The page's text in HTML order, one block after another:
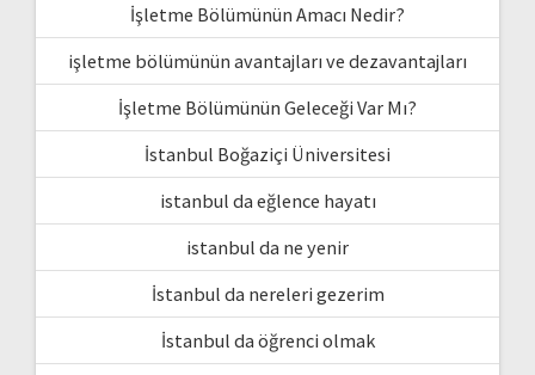
İşletme Bölümünün Amacı Nedir?
işletme bölümünün avantajları ve dezavantajları
İşletme Bölümünün Geleceği Var Mı?
İstanbul Boğaziçi Üniversitesi
istanbul da eğlence hayatı
istanbul da ne yenir
İstanbul da nereleri gezerim
İstanbul da öğrenci olmak